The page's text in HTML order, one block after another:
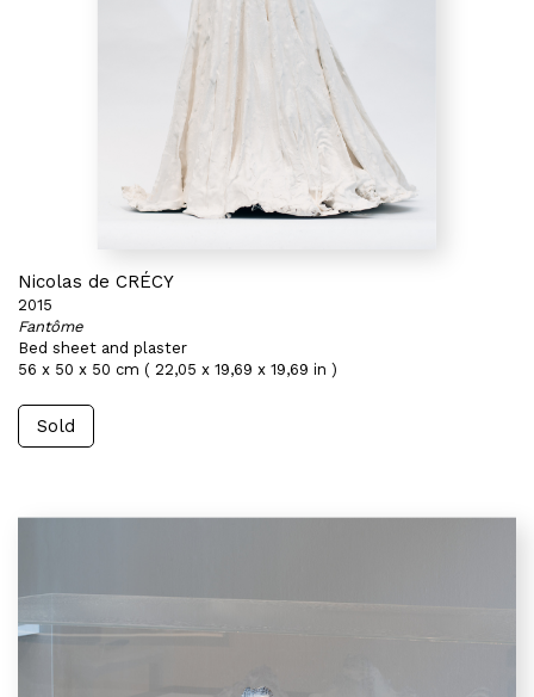
Nicolas de CRÉCY
2015
Fantôme
Bed sheet and plaster
56 x 50 x 50 cm ( 22,05 x 19,69 x 19,69 in )
Sold